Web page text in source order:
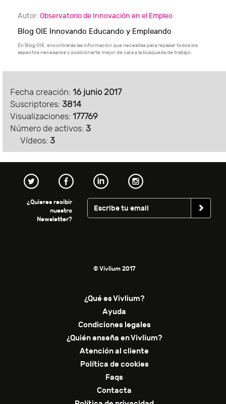
Autor: Observatorio de Innovación en el Empleo
Blog OIE Innovando Educando y Empleando
En Blog OIE, encontrarás las información que necesitas para repasar todos los
aspectos necesarios y posicionarte mejor de cara a la búsqueda de trabajo.
Fecha creación: 16 junio 2017
Suscriptores: 3814
Visualizaciones: 177769
Número de activos: 3
Vídeos: 3
¿Quieres recibir
nuestro
Newsletter?
© Vivlium 2017
¿Qué es Vivlium?
Ayuda
Condiciones legales
¿Quién enseña en Vivlium?
Atención al cliente
Política de cookies
Faqs
Contacta